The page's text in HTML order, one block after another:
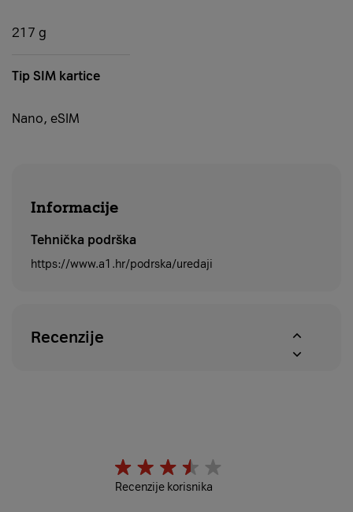
217 g
Tip SIM kartice
Nano, eSIM
Informacije
Tehnička podrška
https://www.a1.hr/podrska/uredaji
Recenzije
Recenzije korisnika